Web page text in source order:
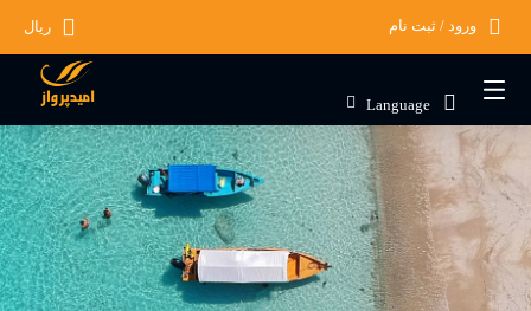
ریال ورود / ثبت نام
Language